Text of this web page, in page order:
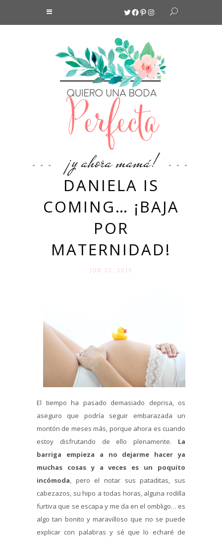
Twitter
Facebook
Pinterest
Instagram
¡y ahora mamá!
DANIELA IS
COMING… ¡BAJA
POR
MATERNIDAD!
JUN 25. 2015
El tiempo ha pasado demasiado deprisa, os
aseguro que podría seguir embarazada un
montón de meses más, porque ahora es cuando
estoy disfrutando de ello plenamente. La
barriga empieza a no dejarme hacer ya
muchas cosas y a veces es un poquito
incómoda, pero el notar sus pataditas, sus
cabezazos, su hipo a todas horas, alguna rodilla
furtiva que se escapa y me da en el ombligo… es
algo tan bonito y maravilloso que no se puede
explicar con palabras y sé que lo echaré de